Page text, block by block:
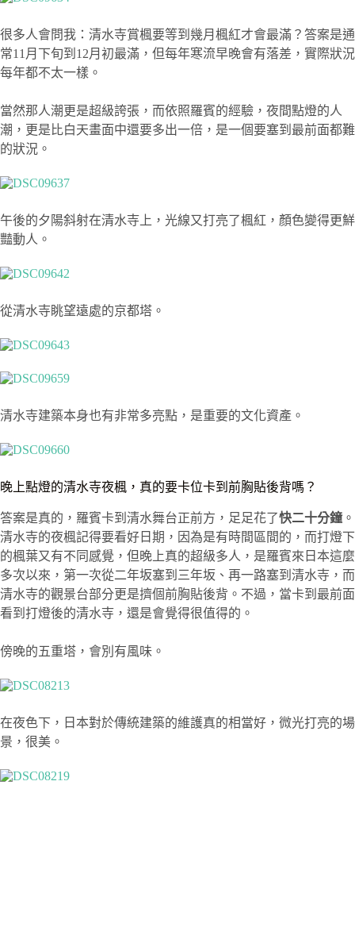
很多人會問我：清水寺賞楓要等到幾月楓紅才會最滿？答案是通
常11月下旬到12月初最滿，但每年寒流早晚會有落差，實際狀況
每年都不太一樣。
當然那人潮更是超級誇張，而依照羅賓的經驗，夜間點燈的人
潮，更是比白天畫面中還要多出一倍，是一個要塞到最前面都難
的狀況。
午後的夕陽斜射在清水寺上，光線又打亮了楓紅，顏色變得更鮮
豔動人。
從清水寺眺望遠處的京都塔。
清水寺建築本身也有非常多亮點，是重要的文化資產。
晚上點燈的清水寺夜楓，真的要卡位卡到前胸貼後背嗎？
答案是真的，羅賓卡到清水舞台正前方，足足花了快二十分鐘。
清水寺的夜楓記得要看好日期，因為是有時間區間的，而打燈下
的楓葉又有不同感覺，但晚上真的超級多人，是羅賓來日本這麼
多次以來，第一次從二年坂塞到三年坂、再一路塞到清水寺，而
清水寺的觀景台部分更是擠個前胸貼後背。不過，當卡到最前面
看到打燈後的清水寺，還是會覺得很值得的。
傍晚的五重塔，會別有風味。
在夜色下，日本對於傳統建築的維護真的相當好，微光打亮的場
景，很美。